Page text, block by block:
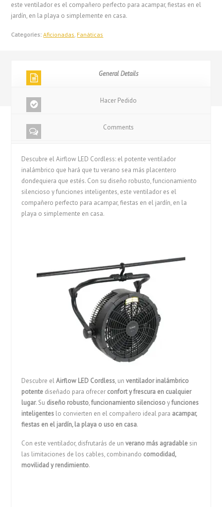
este ventilador es el compañero perfecto para acampar, fiestas en el
jardín, en la playa o simplemente en casa.
Categories: Aficionadas, Fanáticas
General Details
Hacer Pedido
Comments
Descubre el Airflow LED Cordless: el potente ventilador
inalámbrico que hará que tu verano sea más placentero
dondequiera que estés. Con su diseño robusto, funcionamiento
silencioso y funciones inteligentes, este ventilador es el
compañero perfecto para acampar, fiestas en el jardín, en la
playa o simplemente en casa.
Descubre elAirflow LED Cordless, unventilador inalámbrico
potente diseñado para ofrecer confort y frescura en cualquier
lugar. Su diseño robusto,funcionamiento silenciosoyfunciones
inteligentes lo convierten en el compañero ideal para acampar,
fiestas en el jardín, la playa o uso en casa.
Con este ventilador, disfrutarás de unverano más agradable sin
las limitaciones de los cables, combinando comodidad,
movilidad y rendimiento.